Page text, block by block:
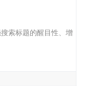
索标题的醒目性、增